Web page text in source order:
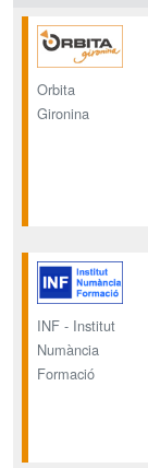
Orbita
Gironina
INF - Institut
Numància
Formació